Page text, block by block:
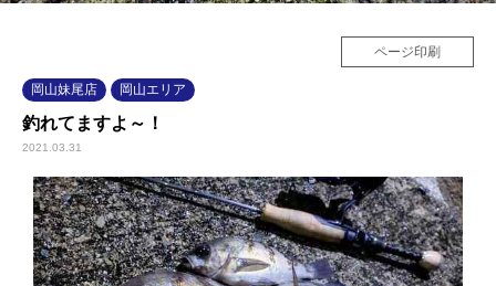
ページ印刷
岡山妹尾店 岡山エリア
釣れてますよ～！
2021.03.31